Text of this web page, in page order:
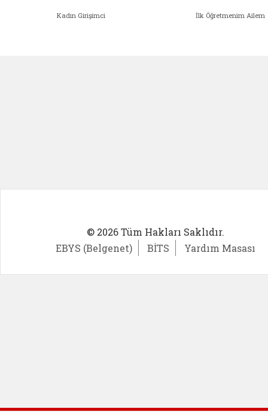
Kadın Girişimci İlk Öğretmenim Ailem
© 2026 Tüm Hakları Saklıdır.
EBYS (Belgenet)
BİTS Yardım Masası